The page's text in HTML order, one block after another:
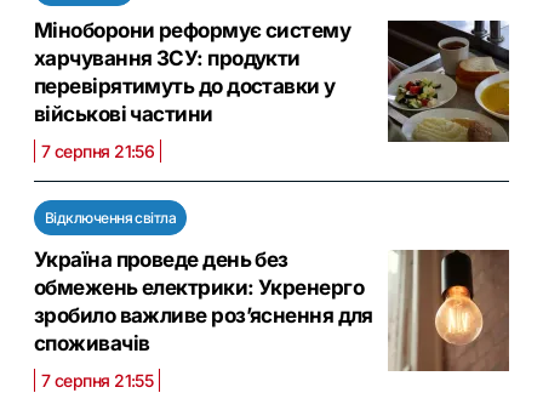
Міноборони реформує систему
харчування ЗСУ: продукти
перевірятимуть до доставки у
військові частини
7 серпня 21:56
Відключення світла
Україна проведе день без
обмежень електрики: Укренерго
зробило важливе роз’яснення для
споживачів
7 серпня 21:55